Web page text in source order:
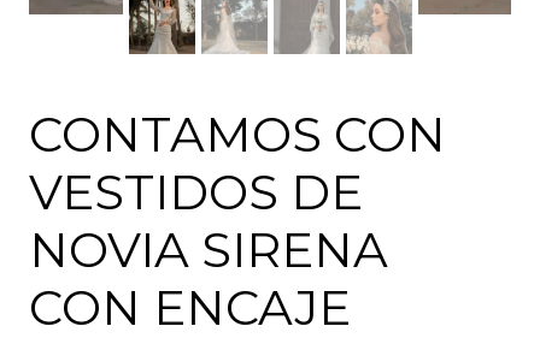
CONTAMOS CON
VESTIDOS DE
NOVIA SIRENA
CON ENCAJE